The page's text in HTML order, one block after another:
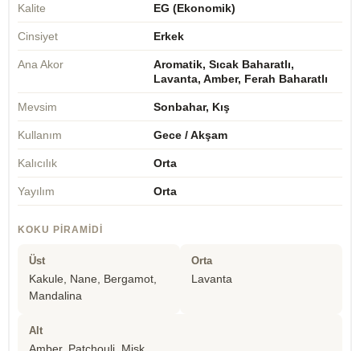
Kalite EG (Ekonomik)
Cinsiyet Erkek
Ana Akor
Aromatik, Sıcak Baharatlı,
Lavanta, Amber, Ferah Baharatlı
Mevsim Sonbahar, Kış
Kullanım Gece / Akşam
Kalıcılık Orta
Yayılım Orta
KOKU PIRAMIDI
Üst
Kakule, Nane, Bergamot,
Mandalina
Orta
Lavanta
Alt